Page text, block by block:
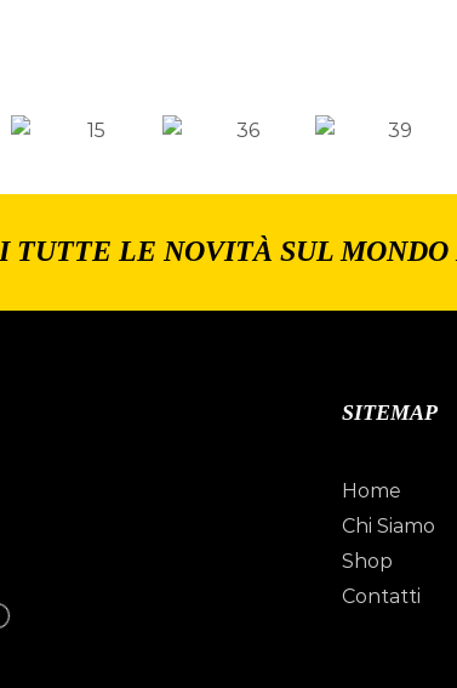
TUTTE LE NOVITÀ SUL MONDO
SITEMAP
Home
Chi Siamo
Shop
Contatti